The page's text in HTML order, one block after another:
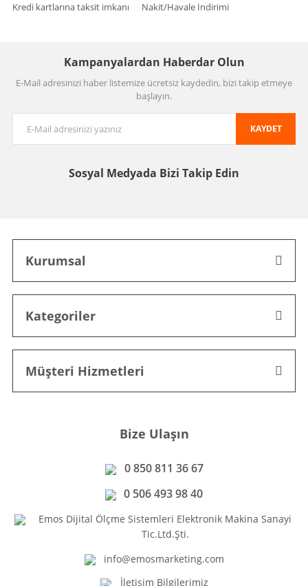
Kredi kartlarına taksit imkanı Nakit/Havale İndirimi
Kampanyalardan Haberdar Olun
E-Mail adresinizi haber listemize ücretsiz kaydedin, bizi takip etmeye
başlayın.
KAYDET
Sosyal Medyada Bizi Takip Edin
Kurumsal
Kategoriler
Müşteri Hizmetleri
Bize Ulaşın
0 850 811 36 67
0 506 493 98 40
Emos Dijital Ölçme Sistemleri Elektronik Makina Sanayi
Tic.Ltd.Şti.
info@emosmarketing.com
İletişim Bilgilerimiz